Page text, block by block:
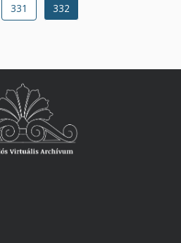
Oldal
331
Jelenlegi
oldal
332